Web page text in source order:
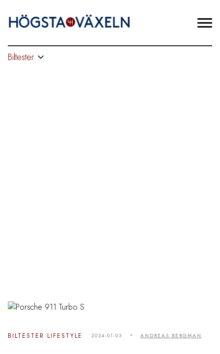
Biltester
BILTESTER LIFESTYLE 2024-01-03 - ANDREAS BERGMAN